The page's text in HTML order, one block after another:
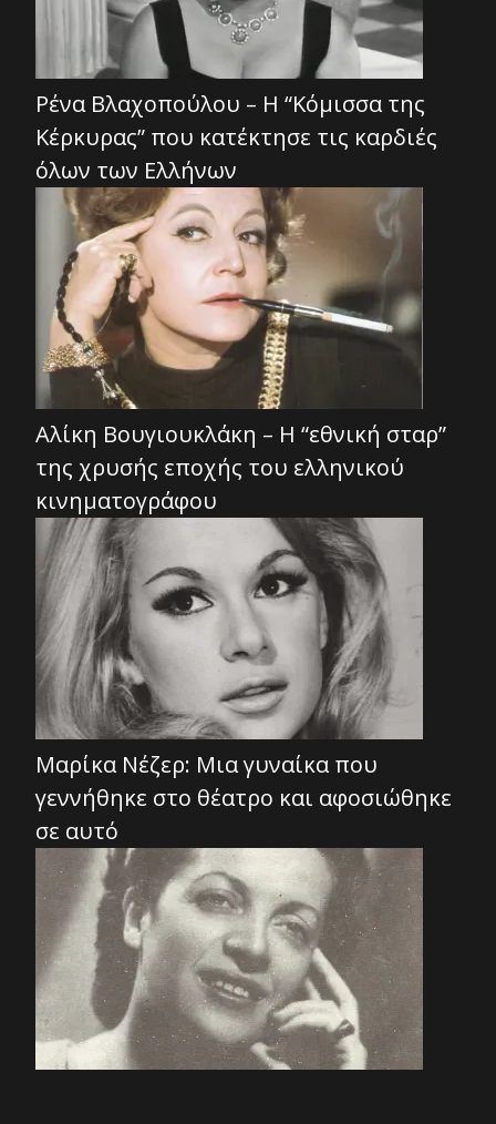
Ρένα Βλαχοπούλου – Η “Κόμισσα της
Κέρκυρας” που κατέκτησε τις καρδιές
όλων των Ελλήνων
Αλίκη Βουγιουκλάκη – Η “εθνική σταρ”
της χρυσής εποχής του ελληνικού
κινηματογράφου
Μαρίκα Νέζερ: Μια γυναίκα που
γεννήθηκε στο θέατρο και αφοσιώθηκε
σε αυτό